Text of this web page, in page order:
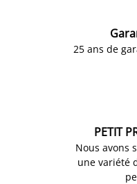
25 ans de
PETIT
Nous avons
une variété